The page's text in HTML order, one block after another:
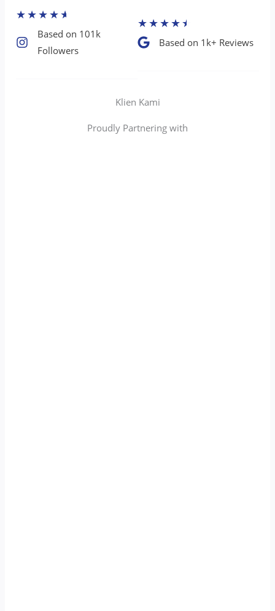
★★★★★
Based on 101k
Followers​
★★★★★
Based on 1k+ Reviews​
Klien Kami
Proudly Partnering with